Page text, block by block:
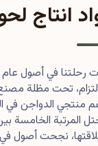
انتاج
تحت مظلة
منتجي الدواجن في
المرتبة
نجحت أصول في